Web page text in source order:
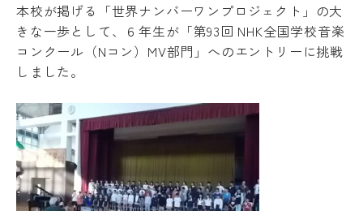
Please follow us !
本校が掲げる「世界ナンバーワンプロジェクト」の大
きな一歩として、６年生が「第93回 NHK全国学校音楽
コンクール（Nコン）MV部門」へのエントリーに挑戦
しました。